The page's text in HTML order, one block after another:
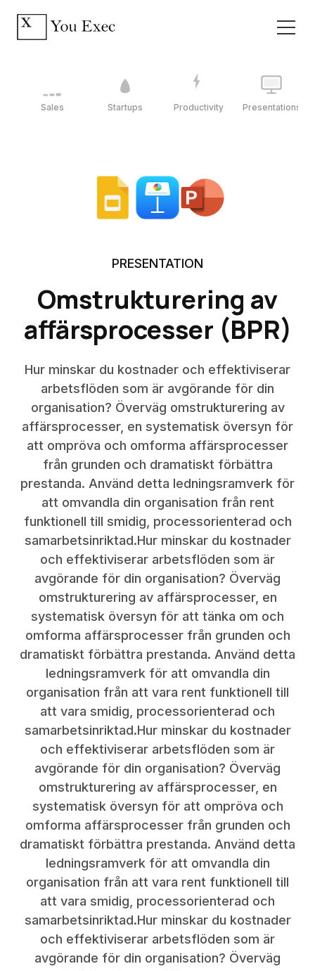
Sales Startups Productivity Presentations
PRESENTATION
Omstrukturering av
affärsprocesser (BPR)
Hur minskar du kostnader och effektiviserar
arbetsflöden som är avgörande för din
organisation? Överväg omstrukturering av
affärsprocesser, en systematisk översyn för
att ompröva och omforma affärsprocesser
från grunden och dramatiskt förbättra
prestanda. Använd detta ledningsramverk för
att omvandla din organisation från rent
funktionell till smidig, processorienterad och
samarbetsinriktad.Hur minskar du kostnader
och effektiviserar arbetsflöden som är
avgörande för din organisation? Överväg
omstrukturering av affärsprocesser, en
systematisk översyn för att tänka om och
omforma affärsprocesser från grunden och
dramatiskt förbättra prestanda. Använd detta
ledningsramverk för att omvandla din
organisation från att vara rent funktionell till
att vara smidig, processorienterad och
samarbetsinriktad.Hur minskar du kostnader
och effektiviserar arbetsflöden som är
avgörande för din organisation? Överväg
omstrukturering av affärsprocesser, en
systematisk översyn för att ompröva och
omforma affärsprocesser från grunden och
dramatiskt förbättra prestanda. Använd detta
ledningsramverk för att omvandla din
organisation från att vara rent funktionell till
att vara smidig, processorienterad och
samarbetsinriktad.Hur minskar du kostnader
och effektiviserar arbetsflöden som är
avgörande för din organisation? Överväg